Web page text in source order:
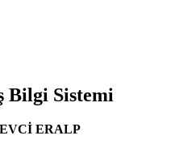
Bilgi Sistemi
EVCİ ERALP